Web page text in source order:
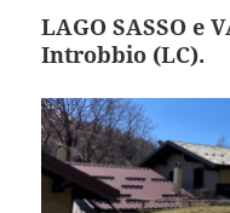
LAGO SASSO e
Introbbio (LC).